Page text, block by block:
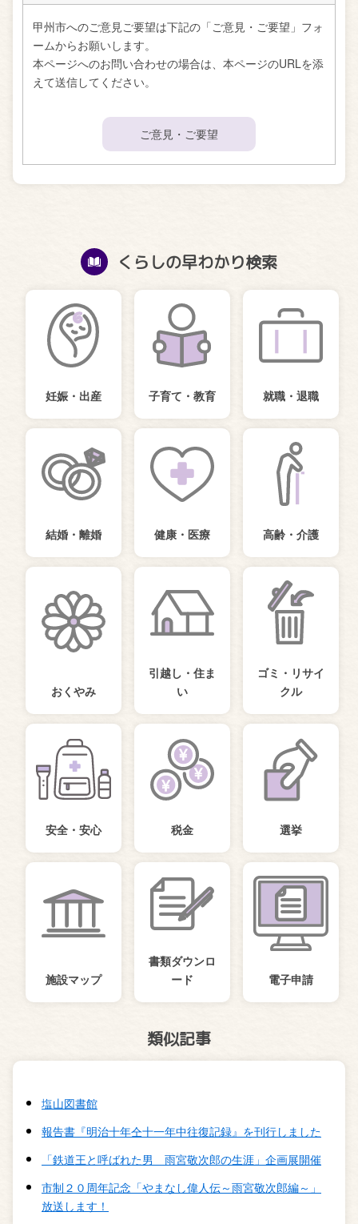
甲州市へのご意見ご要望は下記の「ご意見・ご要望」フォ
ームからお願いします。
本ページへのお問い合わせの場合は、本ページのURLを添
えて送信してください。
ご意見・ご要望
くらしの早わかり検索
妊娠・出産 子育て・教育 就職・退職
結婚・離婚 健康・医療 高齢・介護
おくやみ
引越し・住ま
い
ゴミ・リサイ
クル
安全・安心 税金 選挙
施設マップ
書類ダウンロ
ード
電子申請
類似記事
塩山図書館
報告書『明治十年仝十一年中往復記録』を刊行しました
「鉄道王と呼ばれた男 雨宮敬次郎の生涯」企画展開催
市制２０周年記念「やまなし偉人伝～雨宮敬次郎編～」
放送します！